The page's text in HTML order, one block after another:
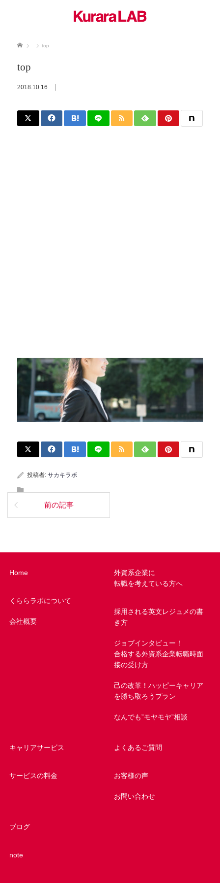
ホーム top
top
2018.10.16
投稿者: サカキラボ
前の記事
Home
くららラボについて
会社概要
外資系企業に
転職を考えている方へ
採用される英文レジュメの書
き方
ジョブインタビュー！
合格する外資系企業転職時面
接の受け方
己の改革！ハッピーキャリア
を勝ち取ろうプラン
なんでも”モヤモヤ”相談
キャリアサービス
サービスの料金
よくあるご質問
お客様の声
お問い合わせ
ブログ
note